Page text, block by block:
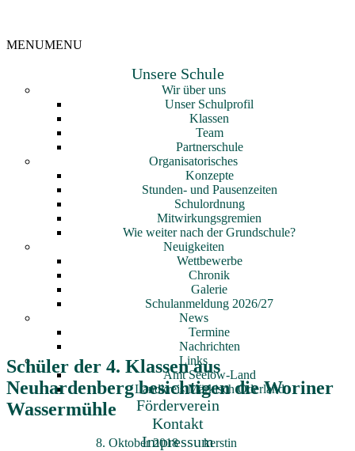
MENUMENU
Unsere Schule
Wir über uns
Unser Schulprofil
Klassen
Team
Partnerschule
Organisatorisches
Konzepte
Stunden- und Pausenzeiten
Schulordnung
Mitwirkungsgremien
Wie weiter nach der Grundschule?
Neuigkeiten
Wettbewerbe
Chronik
Galerie
Schulanmeldung 2026/27
News
Termine
Nachrichten
Links
Amt Seelow-Land
Landkreis Märkisch Oderland
Förderverein
Kontakt
Impressum
Schüler der 4. Klassen aus
Neuhardenberg besichtigen die Woriner
Wassermühle
8. Oktober 2018vonkerstin